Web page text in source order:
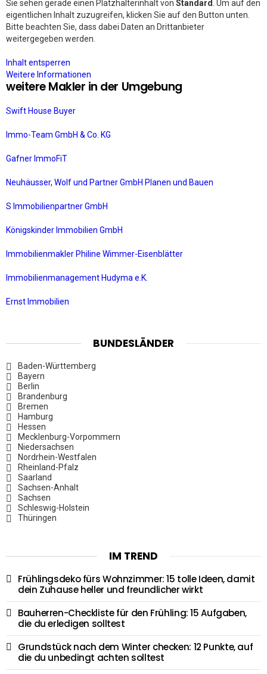
Sie sehen gerade einen Platzhalterinhalt von Standard . Um auf den
eigentlichen Inhalt zuzugreifen, klicken Sie auf den Button unten.
Bitte beachten Sie, dass dabei Daten an Drittanbieter
weitergegeben werden.
Inhalt entsperren
Weitere Informationen
weitere Makler in der Umgebung
Swift House Buyer
Immo-Team GmbH & Co. KG
Gafner ImmoFiT
Neuhäusser, Wolf und Partner GmbH Planen und Bauen
S Immobilienpartner GmbH
Königskinder Immobilien GmbH
Immobilienmakler Philine Wimmer-Eisenblätter
Immobilienmanagement Hudyma e.K.
Ernst Immobilien
BUNDESLÄNDER
Baden-Württemberg
Bayern
Berlin
Brandenburg
Bremen
Hamburg
Hessen
Mecklenburg-Vorpommern
Niedersachsen
Nordrhein-Westfalen
Rheinland-Pfalz
Saarland
Sachsen-Anhalt
Sachsen
Schleswig-Holstein
Thüringen
IM TREND
Frühlingsdeko fürs Wohnzimmer: 15 tolle Ideen, damit
dein Zuhause heller und freundlicher wirkt
Bauherren-Checkliste für den Frühling: 15 Aufgaben,
die du erledigen solltest
Grundstück nach dem Winter checken: 12 Punkte, auf
die du unbedingt achten solltest